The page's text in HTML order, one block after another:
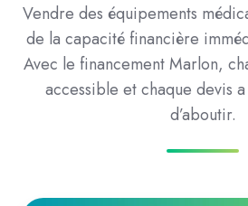
Vendre des équipements
de la capacité financière
Avec le financement Marlon,
accessible et chaque devis
d’aboutir.